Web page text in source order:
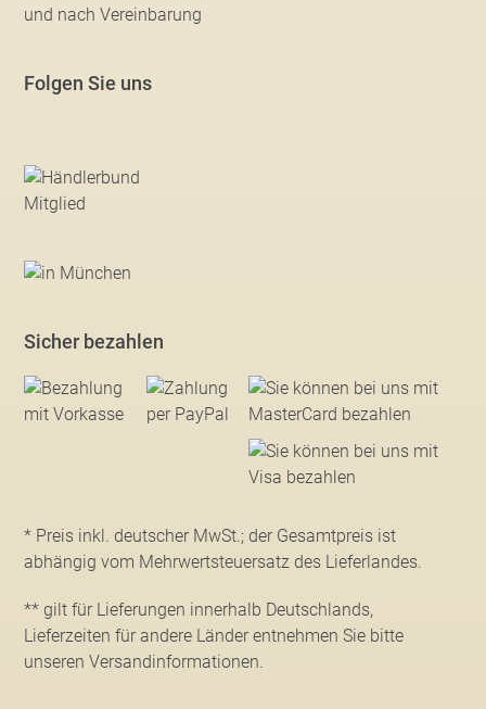
und nach Vereinbarung
Folgen Sie uns
Sicher bezahlen
* Preis inkl. deutscher MwSt.; der Gesamtpreis ist
abhängig vom Mehrwertsteuersatz des Lieferlandes.
** gilt für Lieferungen innerhalb Deutschlands,
Lieferzeiten für andere Länder entnehmen Sie bitte
unseren Versandinformationen.